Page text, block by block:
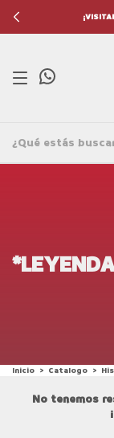
Inicio > Catalogo >
No tenemos